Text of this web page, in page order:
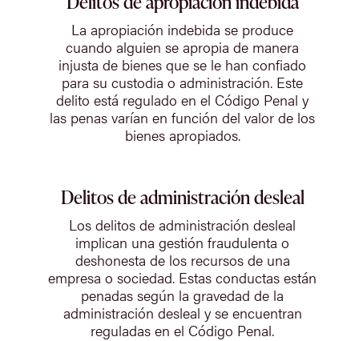
La apropiación indebida se produce
cuando alguien se apropia de manera
injusta de bienes que se le han confiado
para su custodia o administración. Este
delito está regulado en el Código Penal y
las penas varían en función del valor de los
bienes apropiados.
Delitos de administración desleal
Los delitos de administración desleal
implican una gestión fraudulenta o
deshonesta de los recursos de una
empresa o sociedad. Estas conductas están
penadas según la gravedad de la
administración desleal y se encuentran
reguladas en el Código Penal.